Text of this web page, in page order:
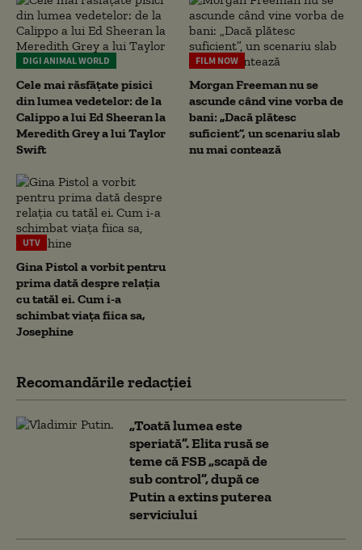
DIGI ANIMAL WORLD
Cele mai răsfățate pisici
din lumea vedetelor: de la
Calippo a lui Ed Sheeran la
Meredith Grey a lui Taylor
Swift
FILM NOW
Morgan Freeman nu se
ascunde când vine vorba de
bani: „Dacă plătesc
suficient”, un scenariu slab
nu mai contează
UTV
Gina Pistol a vorbit pentru
prima dată despre relația
cu tatăl ei. Cum i-a
schimbat viața fiica sa,
Josephine
Recomandările redacţiei
„Toată lumea este
speriată”. Elita rusă se
teme că FSB „scapă de
sub control”, după ce
Putin a extins puterea
serviciului